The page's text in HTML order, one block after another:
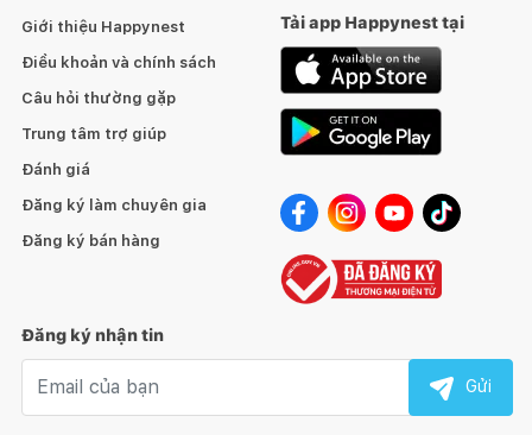
Giới thiệu Happynest
Điều khoản và chính sách
Câu hỏi thường gặp
Trung tâm trợ giúp
Đánh giá
Đăng ký làm chuyên gia
Đăng ký bán hàng
Tải app Happynest tại
Đăng ký nhận tin
Gửi